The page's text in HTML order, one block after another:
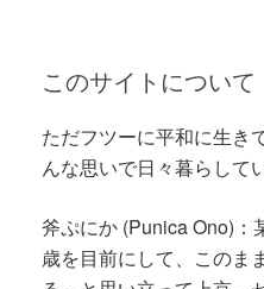
このサイトについて
ただフツーに平和に生き
んな思いで日々暮らして
斧ぷにか (Punica Ono)：
歳を目前にして、このま